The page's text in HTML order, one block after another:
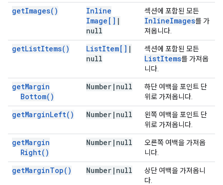
getImages( )
Inline
Image[] |
null
섹션에 포함된 모든
InlineImages를 가
져옵니다.
getListItems( ) ListItem[] |
null
섹션에 포함된 모든
ListItems를 가져옵
니다.
getMargin
Bottom( )
Number | null
하단 여백을 포인트 단
위로 가져옵니다.
getMarginLeft( ) Number | null
왼쪽 여백을 포인트 단
위로 가져옵니다.
getMargin
Right( )
Number | null
오른쪽 여백을 가져옵
니다.
getMarginTop( ) Number | null
상단 여백을 가져옵니
다.